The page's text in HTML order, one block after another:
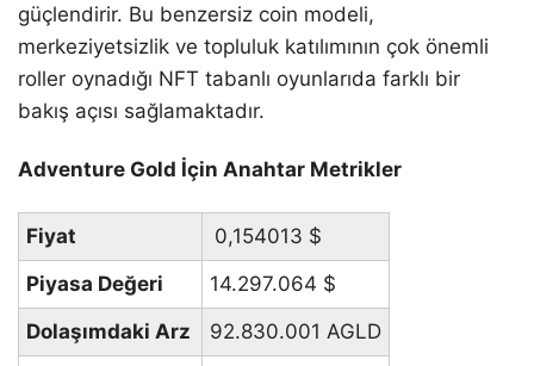
güçlendirir. Bu benzersiz coin modeli,
merkeziyetsizlik ve topluluk katılımının çok önemli
roller oynadığı NFT tabanlı oyunlarıda farklı bir
bakış açısı sağlamaktadır.
Adventure Gold İçin Anahtar Metrikler
Fiyat 0,154013 $
Piyasa Değeri
14.297.064 $
Dolaşımdaki Arz
92.830.001 AGLD